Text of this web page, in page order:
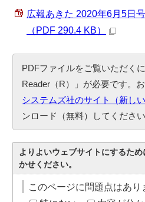
広報あきた 2020年6月5日
（PDF 290.4 KB）
PDFファイルをご覧いただく
Reader（R）」が必要です。
システムズ社のサイト（新し
ンロード（無料）してください
よりよいウェブサイトにするた
かせください。
このページに問題点はあり